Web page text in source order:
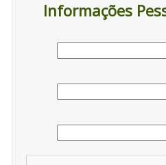
Informações